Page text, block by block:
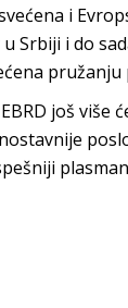
i
Srbiji i do
još